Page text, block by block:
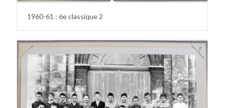
1960-61 : 6e classique 2